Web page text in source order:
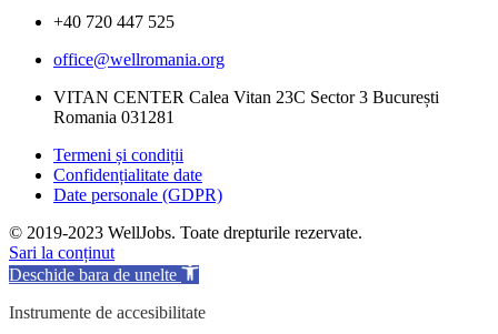
+40 720 447 525
office@wellromania.org
VITAN CENTER Calea Vitan 23C Sector 3 București
Romania 031281
Termeni și condiții
Confidențialitate date
Date personale (GDPR)
© 2019-2023 WellJobs. Toate drepturile rezervate.
Sari la conținut
Deschide bara de unelte
Instrumente de accesibilitate